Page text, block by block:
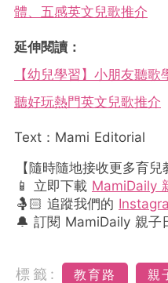
體、五感英文兒歌推介
延伸閱讀：
【幼兒學習】小朋友聽
聽好玩熱門英文兒歌推介
Text：Mami Editorial
【隨時隨地接收更多育兒
📱 立即下載 MamiDaily
🤱🏻 追蹤我們的
🔔 訂閱 MamiDaily 親子
標籤: 教育路 親